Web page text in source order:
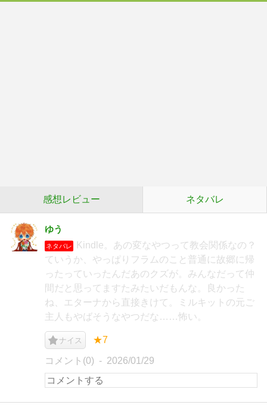
感想レビュー ネタバレ
ゆう
ネタバレ
Kindle。あの変なやつって教会関係なの？
ていうか、やっぱりフラムのこと普通に故郷に帰
ったっていったんだあのクズが。みんなだって仲
間だと思ってますたみたいだもんな。良かった
ね、エターナから直接きけて。ミルキットの元ご
主人もやばそうなやつだな……怖い。
ナイス ★7
コメント(0) 2026/01/29